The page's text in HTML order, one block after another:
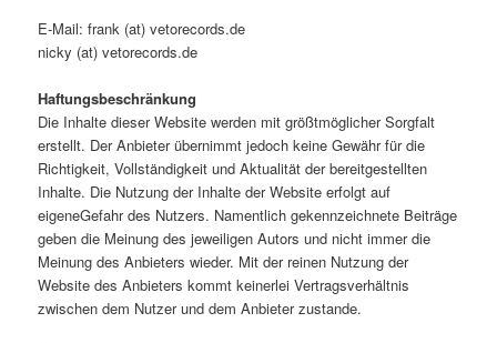
E-Mail: frank (at) vetorecords.de
nicky (at) vetorecords.de
Haftungsbeschränkung
Die Inhalte dieser Website werden mit größtmöglicher Sorgfalt
erstellt. Der Anbieter übernimmt jedoch keine Gewähr für die
Richtigkeit, Vollständigkeit und Aktualität der bereitgestellten
Inhalte. Die Nutzung der Inhalte der Website erfolgt auf
eigeneGefahr des Nutzers. Namentlich gekennzeichnete Beiträge
geben die Meinung des jeweiligen Autors und nicht immer die
Meinung des Anbieters wieder. Mit der reinen Nutzung der
Website des Anbieters kommt keinerlei Vertragsverhältnis
zwischen dem Nutzer und dem Anbieter zustande.